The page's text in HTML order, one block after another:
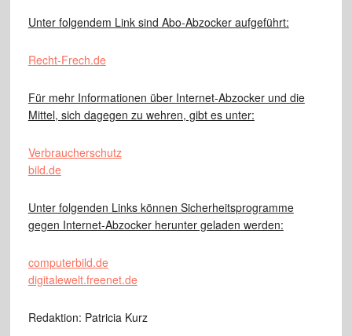
Unter folgendem Link sind Abo-Abzocker aufgeführt:
Recht-Frech.de
Für mehr Informationen über Internet-Abzocker und die
Mittel, sich dagegen zu wehren, gibt es unter:
Verbraucherschutz
bild.de
Unter folgenden Links können Sicherheitsprogramme
gegen Internet-Abzocker herunter geladen werden:
computerbild.de
digitalewelt.freenet.de
Redaktion: Patricia Kurz